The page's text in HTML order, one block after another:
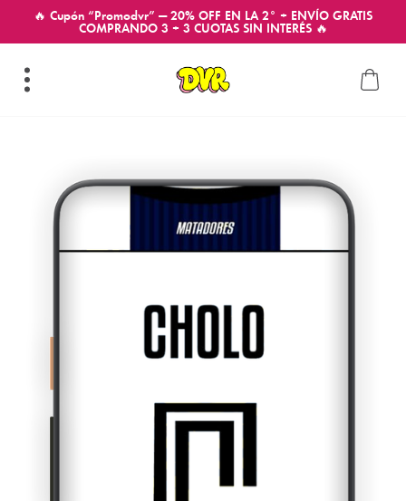
🔥 Cupón “Promodvr” — 20% OFF EN LA 2° + ENVÍO GRATIS
COMPRANDO 3 + 3 CUOTAS SIN INTERÉS 🔥